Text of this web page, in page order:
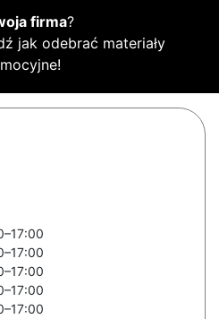
firma?
jak odebrać materiały